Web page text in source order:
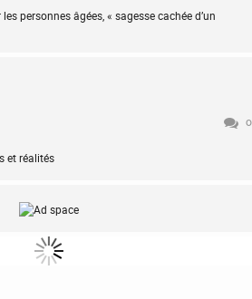
personnes âgées, « sagesse cachée d’un
0
et réalités